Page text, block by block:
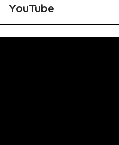
YouTube